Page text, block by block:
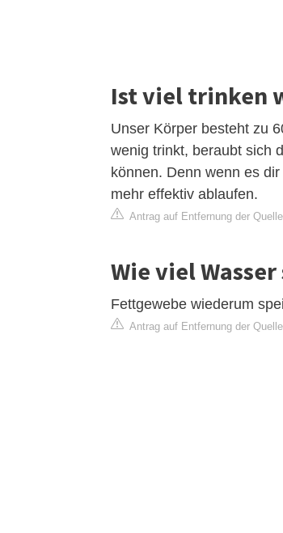
Ist viel trinken
Unser Körper besteht zu
wenig trinkt, beraubt sich
können. Denn wenn es
mehr effektiv ablaufen.
Antrag auf Entfernung der Quelle
Wie viel
Fettgewebe wiederum
Antrag auf Entfernung der Quelle